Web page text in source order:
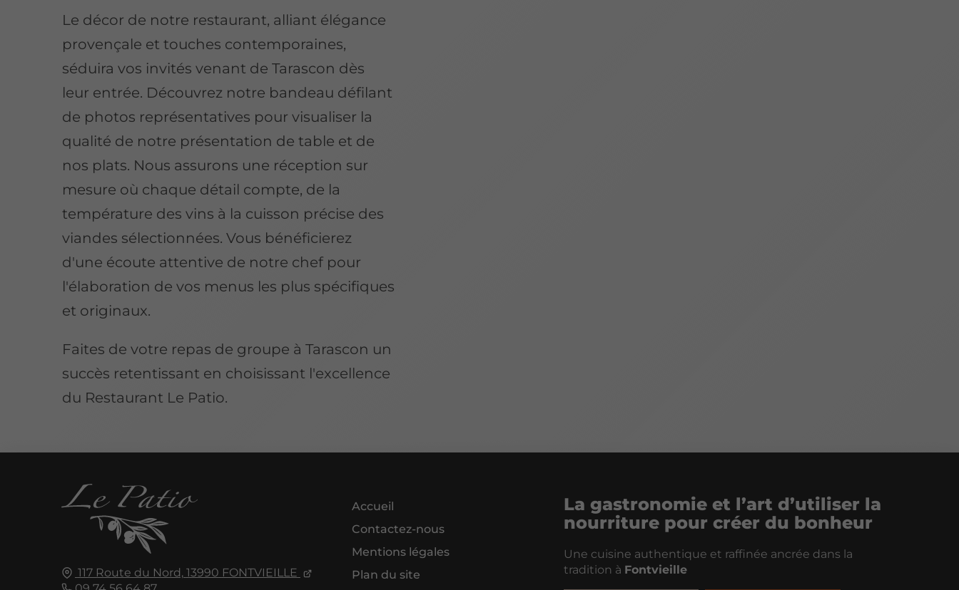
Le décor de notre restaurant, alliant élégance
provençale et touches contemporaines,
séduira vos invités venant de Tarascon dès
leur entrée. Découvrez notre bandeau défilant
de photos représentatives pour visualiser la
qualité de notre présentation de table et de
nos plats. Nous assurons une réception sur
mesure où chaque détail compte, de la
température des vins à la cuisson précise des
viandes sélectionnées. Vous bénéficierez
d'une écoute attentive de notre chef pour
l'élaboration de vos menus les plus spécifiques
et originaux.
Faites de votre repas de groupe à Tarascon un
succès retentissant en choisissant l'excellence
du Restaurant Le Patio.
117 Route du Nord, 13990 FONTVIEILLE
Accueil
Contactez-nous
Mentions légales
Plan du site
La gastronomie et l’art d’utiliser la
nourriture pour créer du bonheur
Une cuisine authentique et raffinée ancrée dans la
tradition à Fontvieille